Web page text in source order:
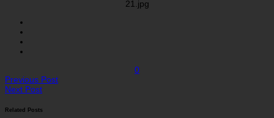
0
Previous Post
Next Post
Related Posts